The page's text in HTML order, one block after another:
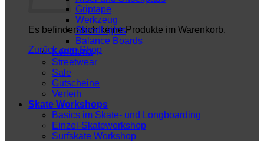
Es befinden sich keine Produkte im Warenkorb.
Zurück zum Shop
Griptape
Werkzeug
ShredLights
Balance Boards
Kendama
Streetwear
Sale
Gutscheine
Verleih
Skate Workshops
Basics im Skate- und Longboarding
Einzel-Skateworkshop
Surfskate Workshop